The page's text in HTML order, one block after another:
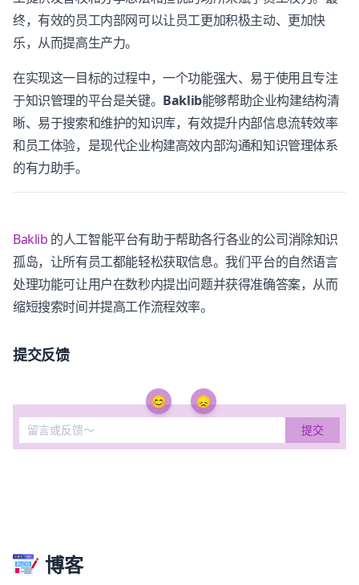
终，有效的员工内部网可以让员工更加积极主动、更加快
乐，从而提高生产力。
在实现这一目标的过程中，一个功能强大、易于使用且专注
于知识管理的平台是关键。 Baklib能够帮助企业构建结构清
晰、易于搜索和维护的知识库，有效提升内部信息流转效率
和员工体验，是现代企业构建高效内部沟通和知识管理体系
的有力助手。
Baklib 的人工智能平台有助于帮助各行各业的公司消除知识
孤岛，让所有员工都能轻松获取信息。我们平台的自然语言
处理功能可让用户在数秒内提出问题并获得准确答案，从而
缩短搜索时间并提高工作流程效率。
提交反馈
😊 😞
博客